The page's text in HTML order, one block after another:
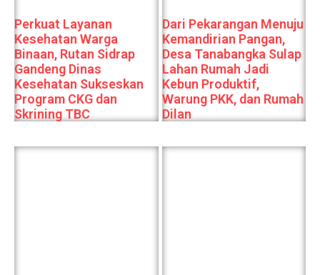
Perkuat Layanan
Kesehatan Warga
Binaan, Rutan Sidrap
Gandeng Dinas
Kesehatan Sukseskan
Program CKG dan
Skrining TBC
Dari Pekarangan Menuju
Kemandirian Pangan,
Desa Tanabangka Sulap
Lahan Rumah Jadi
Kebun Produktif,
Warung PKK, dan Rumah
Dilan